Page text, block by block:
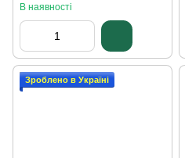
В наявності
Зроблено в Україні